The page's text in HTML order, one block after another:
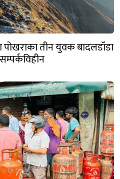
पोखराका तीन युवक बादलडाँडा